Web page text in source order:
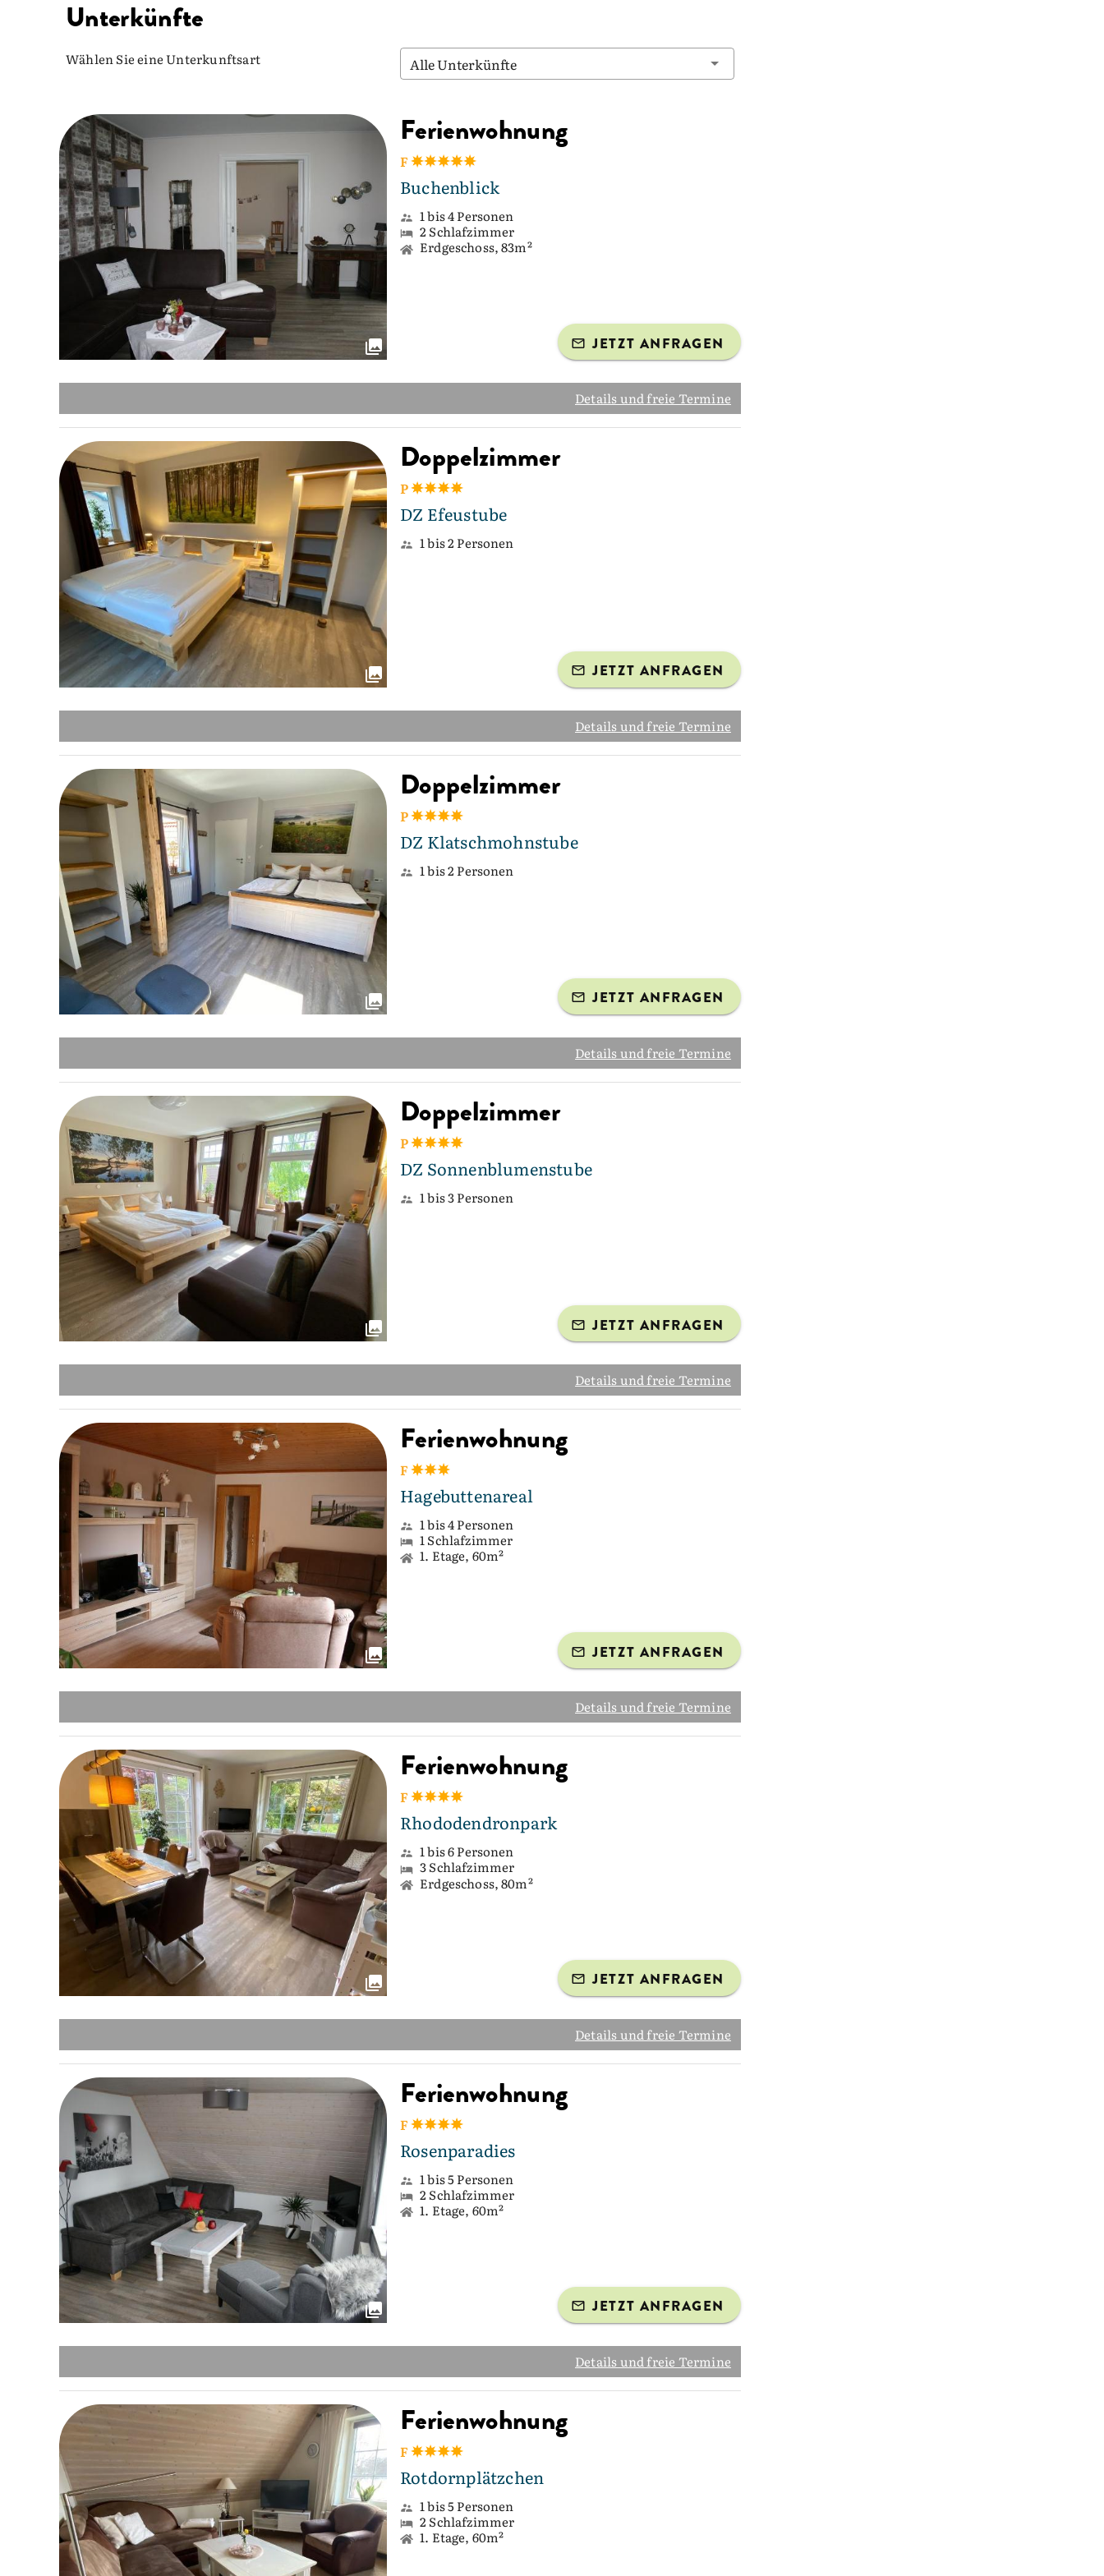
Unterkünfte
Wählen Sie eine Unterkunftsart Alle Unterkünfte
Ferienwohnung
F
Buchenblick
1 bis 4 Personen
2 Schlafzimmer
Erdgeschoss, 83m²
JETZT ANFRAGEN
Details und freie Termine
Doppelzimmer
P
DZ Efeustube
1 bis 2 Personen
JETZT ANFRAGEN
Details und freie Termine
Doppelzimmer
P
DZ Klatschmohnstube
1 bis 2 Personen
JETZT ANFRAGEN
Details und freie Termine
Doppelzimmer
P
DZ Sonnenblumenstube
1 bis 3 Personen
JETZT ANFRAGEN
Details und freie Termine
Ferienwohnung
F
Hagebuttenareal
1 bis 4 Personen
1 Schlafzimmer
1. Etage, 60m²
JETZT ANFRAGEN
Details und freie Termine
Ferienwohnung
F
Rhododendronpark
1 bis 6 Personen
3 Schlafzimmer
Erdgeschoss, 80m²
JETZT ANFRAGEN
Details und freie Termine
Ferienwohnung
F
Rosenparadies
1 bis 5 Personen
2 Schlafzimmer
1. Etage, 60m²
JETZT ANFRAGEN
Details und freie Termine
Ferienwohnung
F
Rotdornplätzchen
1 bis 5 Personen
2 Schlafzimmer
1. Etage, 60m²